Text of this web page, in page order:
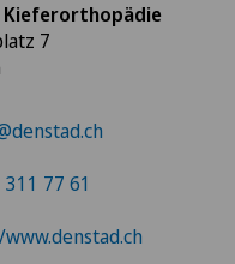
Kieferorthopädie
7
77 61